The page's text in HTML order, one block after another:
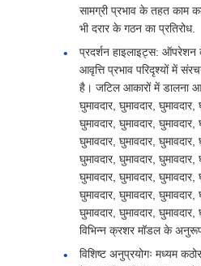
सामग्री प्रभाव के तहत काम
भी दरार के गठन का प्रतिरोध.
प्रदर्शन हाइलाइट्स: ऑपरेशन
आवृत्ति प्रभाव परिदृश्यों में
है। जटिल आकारों में डालना
घुमावदार, घुमावदार, घुमावदार,
घुमावदार, घुमावदार, घुमावदार,
घुमावदार, घुमावदार, घुमावदार,
घुमावदार, घुमावदार, घुमावदार,
घुमावदार, घुमावदार, घुमावदार,
घुमावदार, घुमावदार, घुमावदार,
घुमावदार, घुमावदार,
विभिन्न क्रशर मॉडल के
विशिष्ट अनुप्रयोगः मध्यम